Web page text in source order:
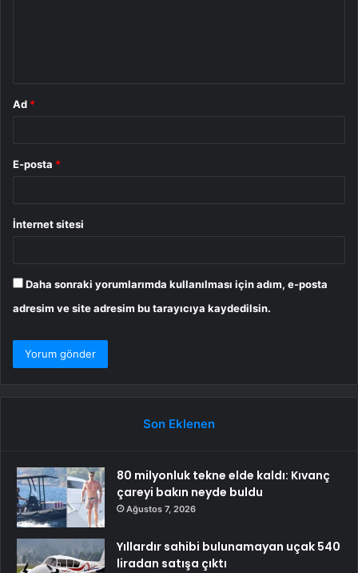
Ad *
E-posta *
İnternet sitesi
Daha sonraki yorumlarımda kullanılması için adım, e-posta
adresim ve site adresim bu tarayıcıya kaydedilsin.
Son Eklenen
80 milyonluk tekne elde kaldı: Kıvanç
çareyi bakın neyde buldu
Ağustos 7, 2026
Yıllardır sahibi bulunamayan uçak 540
liradan satışa çıktı